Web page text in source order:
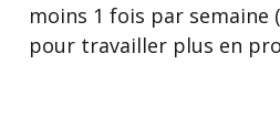
moins 1 fois par semaine
pour travailler plus en